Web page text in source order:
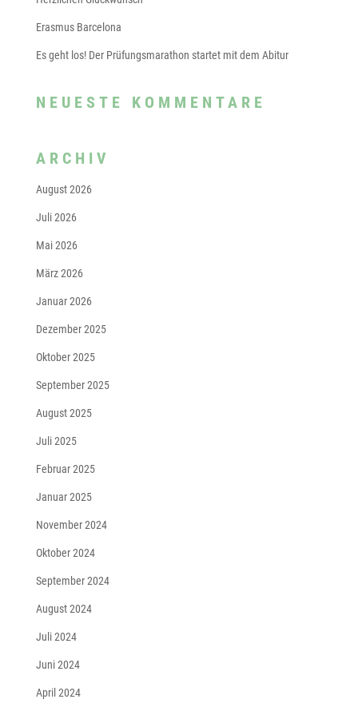
Erasmus Barcelona
Es geht los! Der Prüfungsmarathon startet mit dem Abitur
NEUESTE KOMMENTARE
ARCHIV
August 2026
Juli 2026
Mai 2026
März 2026
Januar 2026
Dezember 2025
Oktober 2025
September 2025
August 2025
Juli 2025
Februar 2025
Januar 2025
November 2024
Oktober 2024
September 2024
August 2024
Juli 2024
Juni 2024
April 2024